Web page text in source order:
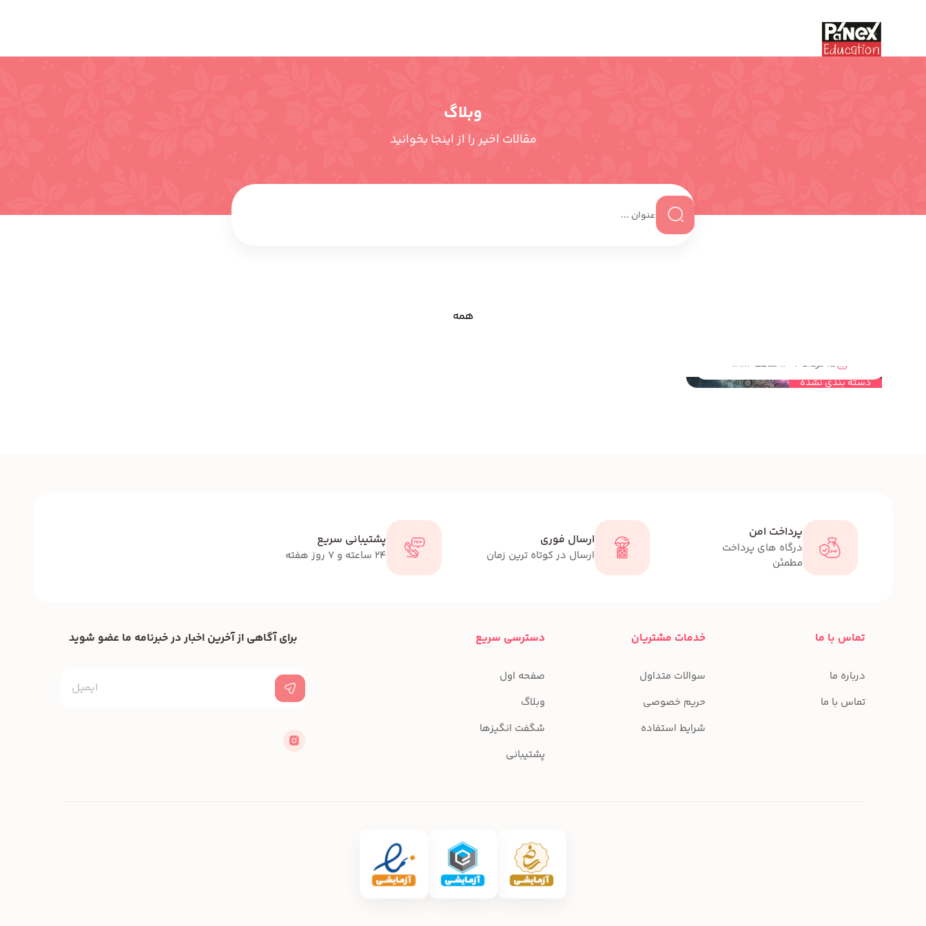
وبلاگ
مقالات اخیر را از اینجا بخوانید
همه
دسته بندی نشده
15 مرداد 1404 ساعت 18:16
پرداخت امن
درگاه های پرداخت
مطمئن
ارسال فوری
ارسال در کوتاه ترین زمان
پشتیبانی سریع
24 ساعته و 7 روز هفته
تماس با ما
درباره ما
تماس با ما
خدمات مشتریان
سوالات متداول
حریم خصوصی
شرایط استفاده
دسترسی سریع
صفحه اول
وبلاگ
شگفت انگیزها
پشتیبانی
برای آگاهی از آخرین اخبار در خبرنامه ما عضو شوید